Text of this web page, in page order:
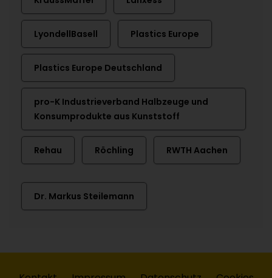
LyondellBasell Plastics Europe
Plastics Europe Deutschland
pro-K Industrieverband Halbzeuge und
Konsumprodukte aus Kunststoff
Rehau Röchling RWTH Aachen
Dr. Markus Steilemann